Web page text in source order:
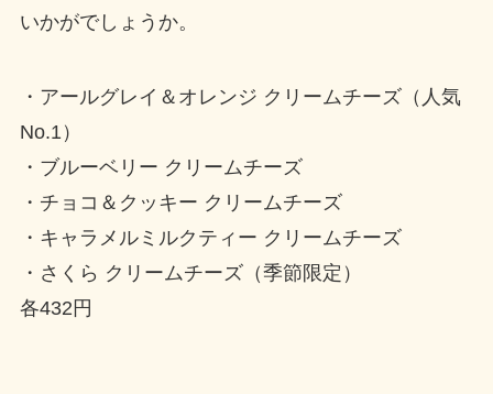
いかがでしょうか。
・アールグレイ＆オレンジ クリームチーズ（人気
No.1）
・ブルーベリー クリームチーズ
・チョコ＆クッキー クリームチーズ
・キャラメルミルクティー クリームチーズ
・さくら クリームチーズ（季節限定）
各432円